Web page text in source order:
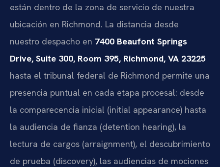
están dentro de la zona de servicio de nuestra
ubicación en Richmond. La distancia desde
nuestro despacho en 7400 Beaufont Springs
Drive, Suite 300, Room 395, Richmond, VA 23225
hasta el tribunal federal de Richmond permite una
presencia puntual en cada etapa procesal: desde
la comparecencia inicial (initial appearance) hasta
la audiencia de fianza (detention hearing), la
lectura de cargos (arraignment), el descubrimiento
de prueba (discovery), las audiencias de mociones